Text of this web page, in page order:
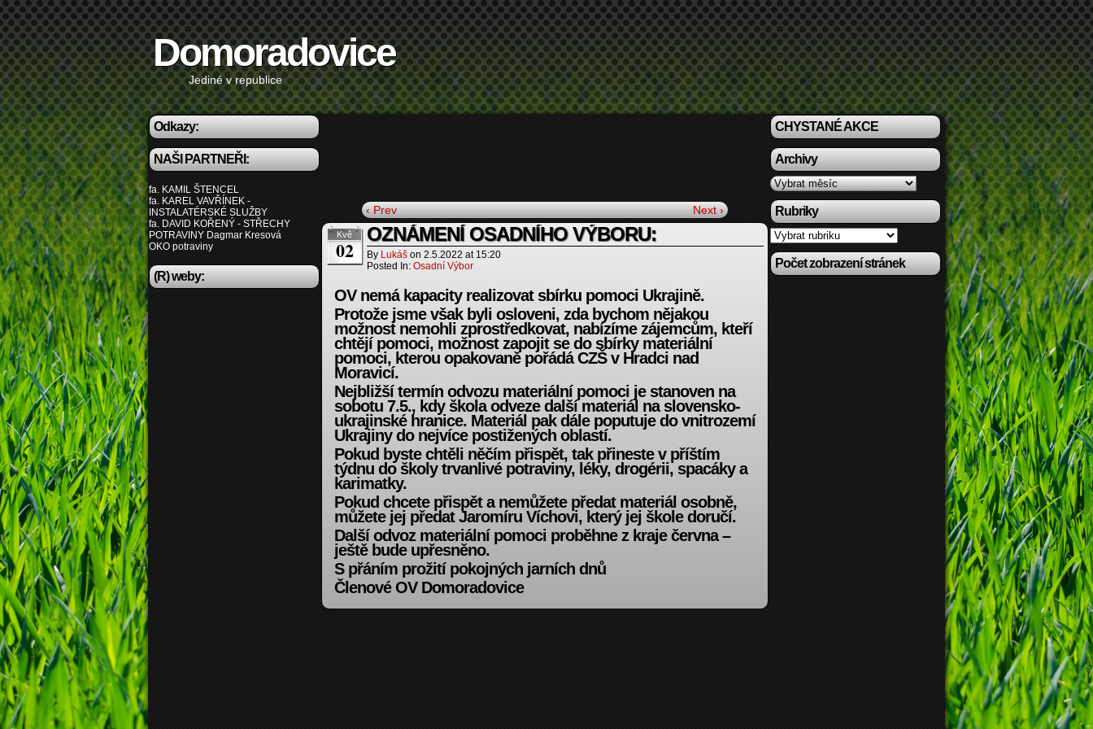
Domoradovice
Jediné v republice
Odkazy:
NAŠI PARTNEŘI:
fa. KAMIL ŠTENCEL
fa. KAREL VAVŘÍNEK -
INSTALATÉRSKÉ SLUŽBY
fa. DAVID KOŘENÝ - STŘECHY
POTRAVINY Dagmar Kresová
OKO potraviny
(R) weby:
‹ Prev Next ›
Kvě
02
OZNÁMENÍ OSADNÍHO VÝBORU:
By Lukáš on 2.5.2022 at 15:20
Posted In: Osadní Výbor
OV nemá kapacity realizovat sbírku pomoci Ukrajině.
Protože jsme však byli osloveni, zda bychom nějakou
možnost nemohli zprostředkovat, nabízíme zájemcům, kteří
chtějí pomoci, možnost zapojit se do sbírky materiální
pomoci, kterou opakovaně pořádá CZŠ v Hradci nad
Moravicí.
Nejbližší termín odvozu materiální pomoci je stanoven na
sobotu 7.5., kdy škola odveze další materiál na slovensko-
ukrajinské hranice. Materiál pak dále poputuje do vnitrozemí
Ukrajiny do nejvíce postižených oblastí.
Pokud byste chtěli něčím přispět, tak přineste v příštím
týdnu do školy trvanlivé potraviny, léky, drogérii, spacáky a
karimatky.
Pokud chcete přispět a nemůžete předat materiál osobně,
můžete jej předat Jaromíru Víchovi, který jej škole doručí.
Další odvoz materiální pomoci proběhne z kraje června –
ještě bude upřesněno.
S přáním prožití pokojných jarních dnů
Členové OV Domoradovice
CHYSTANÉ AKCE
Archivy
Archivy
Rubriky
Rubriky
Počet zobrazení stránek